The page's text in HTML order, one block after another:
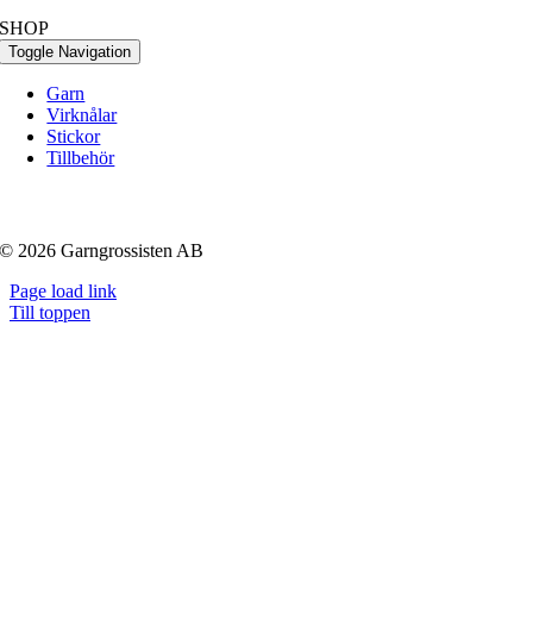
SHOP
Toggle Navigation
Garn
Virknålar
Stickor
Tillbehör
© 2026 Garngrossisten AB
Page load link
Till toppen